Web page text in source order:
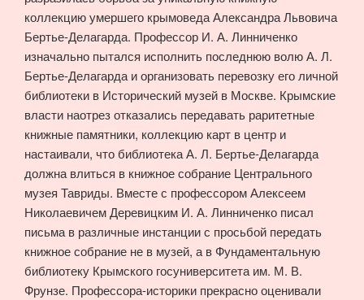
коллекцию умершего крымоведа Александра Львовича
Бертье-Делагарда. Профессор И. А. Линниченко
изначально пытался исполнить последнюю волю А. Л.
Бертье-Делагарда и организовать перевозку его личной
библиотеки в Исторический музей в Москве. Крымские
власти наотрез отказались передавать раритетные
книжные памятники, коллекцию карт в центр и
настаивали, что библиотека А. Л. Бертье-Делагарда
должна влиться в книжное собрание Центрального
музея Тавриды. Вместе с профессором Алексеем
Николаевичем Деревицким И. А. Линниченко писал
письма в различные инстанции с просьбой передать
книжное собрание не в музей, а в Фундаментальную
библиотеку Крымского госуниверситета им. М. В.
Фрунзе. Профессора-историки прекрасно оценивали